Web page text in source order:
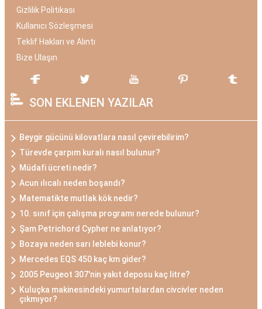
Gizlilik Politikası
Kullanıcı Sözleşmesi
Teklif Hakları ve Alıntı
Bize Ulaşın
SON EKLENEN YAZILAR
Beygir gücünü kilovatlara nasıl çevirebilirim?
Türevde çarpım kuralı nasıl bulunur?
Müdafi ücreti nedir?
Acun ılıcalı neden boşandı?
Matematikte mutlak kök nedir?
10. sınıf için çalışma programı nerede bulunur?
Şam Petrichord Cypher ne anlatıyor?
Bozaya neden sarı leblebi konur?
Mercedes EQS 450 kaç km gider?
2005 Peugeot 307'nin yakıt deposu kaç litre?
Kuluçka makinesindeki yumurtalardan civcivler neden
çıkmıyor?